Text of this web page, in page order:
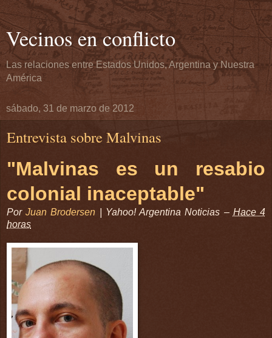
Vecinos en conflicto
Las relaciones entre Estados Unidos, Argentina y Nuestra
América
sábado, 31 de marzo de 2012
Entrevista sobre Malvinas
"Malvinas es un resabio
colonial inaceptable"
PorJuan Brodersen Yahoo! Argentina Noticias – Hace 4
horas